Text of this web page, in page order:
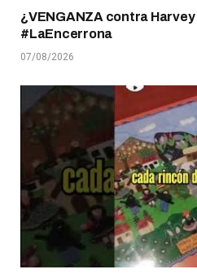
¿VENGANZA contra
#LaEncerrona
07/08/2026